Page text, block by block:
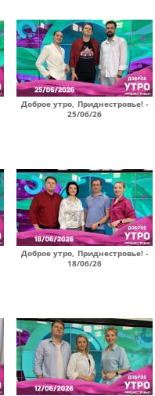
Доброе утро, Приднестровье! -
25/06/26
Доброе утро, Приднестровье! -
18/06/26